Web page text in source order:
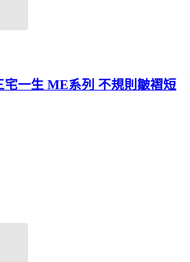
宅一生 ME系列 不規則皺褶短